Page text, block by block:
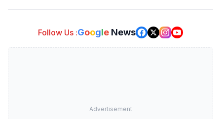
Follow Us :Google News
Advertisement